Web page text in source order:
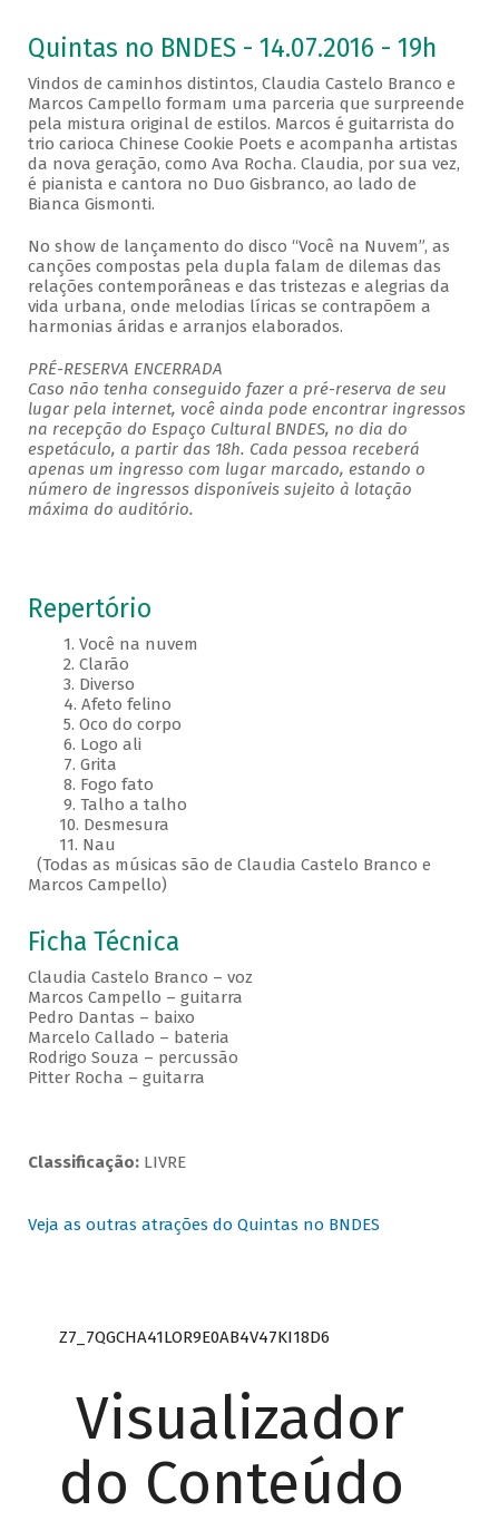
Quintas no BNDES - 14.07.2016 - 19h
Vindos de caminhos distintos, Claudia Castelo Branco e
Marcos Campello formam uma parceria que surpreende
pela mistura original de estilos. Marcos é guitarrista do
trio carioca Chinese Cookie Poets e acompanha artistas
da nova geração, como Ava Rocha. Claudia, por sua vez,
é pianista e cantora no Duo Gisbranco, ao lado de
Bianca Gismonti.
No show de lançamento do disco “Você na Nuvem”, as
canções compostas pela dupla falam de dilemas das
relações contemporâneas e das tristezas e alegrias da
vida urbana, onde melodias líricas se contrapõem a
harmonias áridas e arranjos elaborados.
PRÉ-RESERVA ENCERRADA
Caso não tenha conseguido fazer a pré-reserva de seu
lugar pela internet, você ainda pode encontrar ingressos
na recepção do Espaço Cultural BNDES, no dia do
espetáculo, a partir das 18h. Cada pessoa receberá
apenas um ingresso com lugar marcado, estando o
número de ingressos disponíveis sujeito à lotação
máxima do auditório.
Repertório
1. Você na nuvem
2. Clarão
3. Diverso
4. Afeto felino
5. Oco do corpo
6. Logo ali
7. Grita
8. Fogo fato
9. Talho a talho
10. Desmesura
11. Nau
(Todas as músicas são de Claudia Castelo Branco e
Marcos Campello)
Ficha Técnica
Claudia Castelo Branco – voz
Marcos Campello – guitarra
Pedro Dantas – baixo
Marcelo Callado – bateria
Rodrigo Souza – percussão
Pitter Rocha – guitarra
Classificação: LIVRE
Veja as outras atrações do Quintas no BNDES
Z7_7QGCHA41LOR9E0AB4V47KI18D6
Visualizador
do Conteúdo